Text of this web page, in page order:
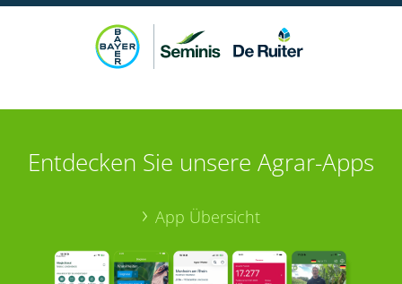
Entdecken Sie unsere Agrar-Apps
App Übersicht